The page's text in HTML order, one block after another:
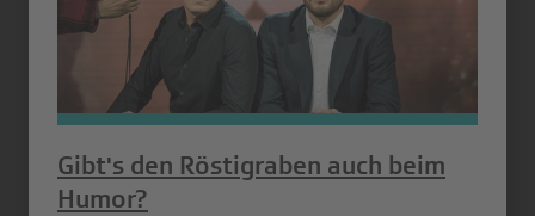
Gibt's den Röstigraben auch beim
Humor?